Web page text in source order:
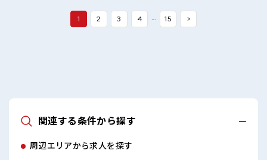
1 2 3 4 … 15 >
関連する条件から探す
周辺エリアから求人を探す